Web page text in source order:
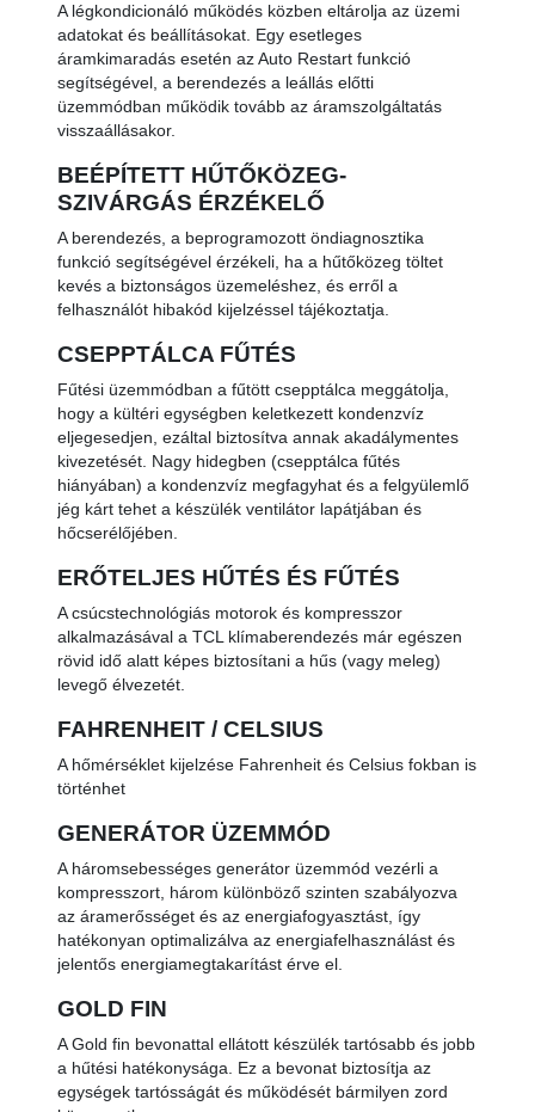
A légkondicionáló működés közben eltárolja az üzemi
adatokat és beállításokat. Egy esetleges
áramkimaradás esetén az Auto Restart funkció
segítségével, a berendezés a leállás előtti
üzemmódban működik tovább az áramszolgáltatás
visszaállásakor.
BEÉPÍTETT HŰTŐKÖZEG-
SZIVÁRGÁS ÉRZÉKELŐ
A berendezés, a beprogramozott öndiagnosztika
funkció segítségével érzékeli, ha a hűtőközeg töltet
kevés a biztonságos üzemeléshez, és erről a
felhasználót hibakód kijelzéssel tájékoztatja.
CSEPPTÁLCA FŰTÉS
Fűtési üzemmódban a fűtött csepptálca meggátolja,
hogy a kültéri egységben keletkezett kondenzvíz
eljegesedjen, ezáltal biztosítva annak akadálymentes
kivezetését. Nagy hidegben (csepptálca fűtés
hiányában) a kondenzvíz megfagyhat és a felgyülemlő
jég kárt tehet a készülék ventilátor lapátjában és
hőcserélőjében.
ERŐTELJES HŰTÉS ÉS FŰTÉS
A csúcstechnológiás motorok és kompresszor
alkalmazásával a TCL klímaberendezés már egészen
rövid idő alatt képes biztosítani a hűs (vagy meleg)
levegő élvezetét.
FAHRENHEIT / CELSIUS
A hőmérséklet kijelzése Fahrenheit és Celsius fokban is
történhet
GENERÁTOR ÜZEMMÓD
A háromsebességes generátor üzemmód vezérli a
kompresszort, három különböző szinten szabályozva
az áramerősséget és az energiafogyasztást, így
hatékonyan optimalizálva az energiafelhasználást és
jelentős energiamegtakarítást érve el.
GOLD FIN
A Gold fin bevonattal ellátott készülék tartósabb és jobb
a hűtési hatékonysága. Ez a bevonat biztosítja az
egységek tartósságát és működését bármilyen zord